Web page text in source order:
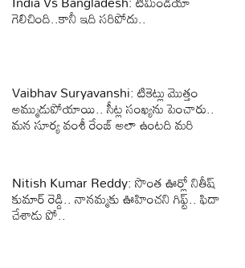
గెలిచింది..కానీ ఇది సరిపోదు..
Vaibhav Suryavanshi: టికెట్లు మొత్తం
అమ్ముడుపోయాయి.. సీట్ల సంఖ్యను పెంచారు..
మన సూర్య వంశీ రేంజ్ అలా ఉంటది మరి
Nitish Kumar Reddy: సొంత ఊర్లో నితీష్
కుమార్ రెడ్డి.. నానమ్మకు ఊహించని గిఫ్ట్.. ఫిదా
చేశాడు పో..